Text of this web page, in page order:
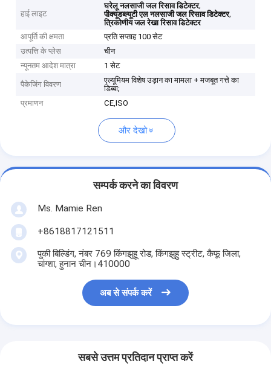
हाई लाइट
घरेलू नलसाजी जल रिसाव डिटेक्टर,
पीक्यूडब्ल्यूटी एल नलसाजी जल रिसाव डिटेक्टर,
त्रिकोणीय जल रेखा रिसाव डिटेक्टर
आपूर्ति की क्षमता
प्रति सप्ताह 100 सेट
उत्पत्ति के प्लेस
चीन
न्यूनतम आदेश मात्रा
1 सेट
पैकेजिंग विवरण
एल्यूमियम विशेष उड़ान का मामला + मजबूत गत्ते का
डिब्बा;
प्रमाणन
CE,ISO
और देखो
सम्पर्क करने का विवरण
Ms. Mamie Ren
+8618817121511
पुकी बिल्डिंग, नंबर 769 किंगझुहू रोड, किंगझुहु स्ट्रीट, कैफू जिला,
चांग्शा, हुनान चीन।410000
अब से संपर्क करें
सबसे उत्तम प्रतिदान प्राप्त करें